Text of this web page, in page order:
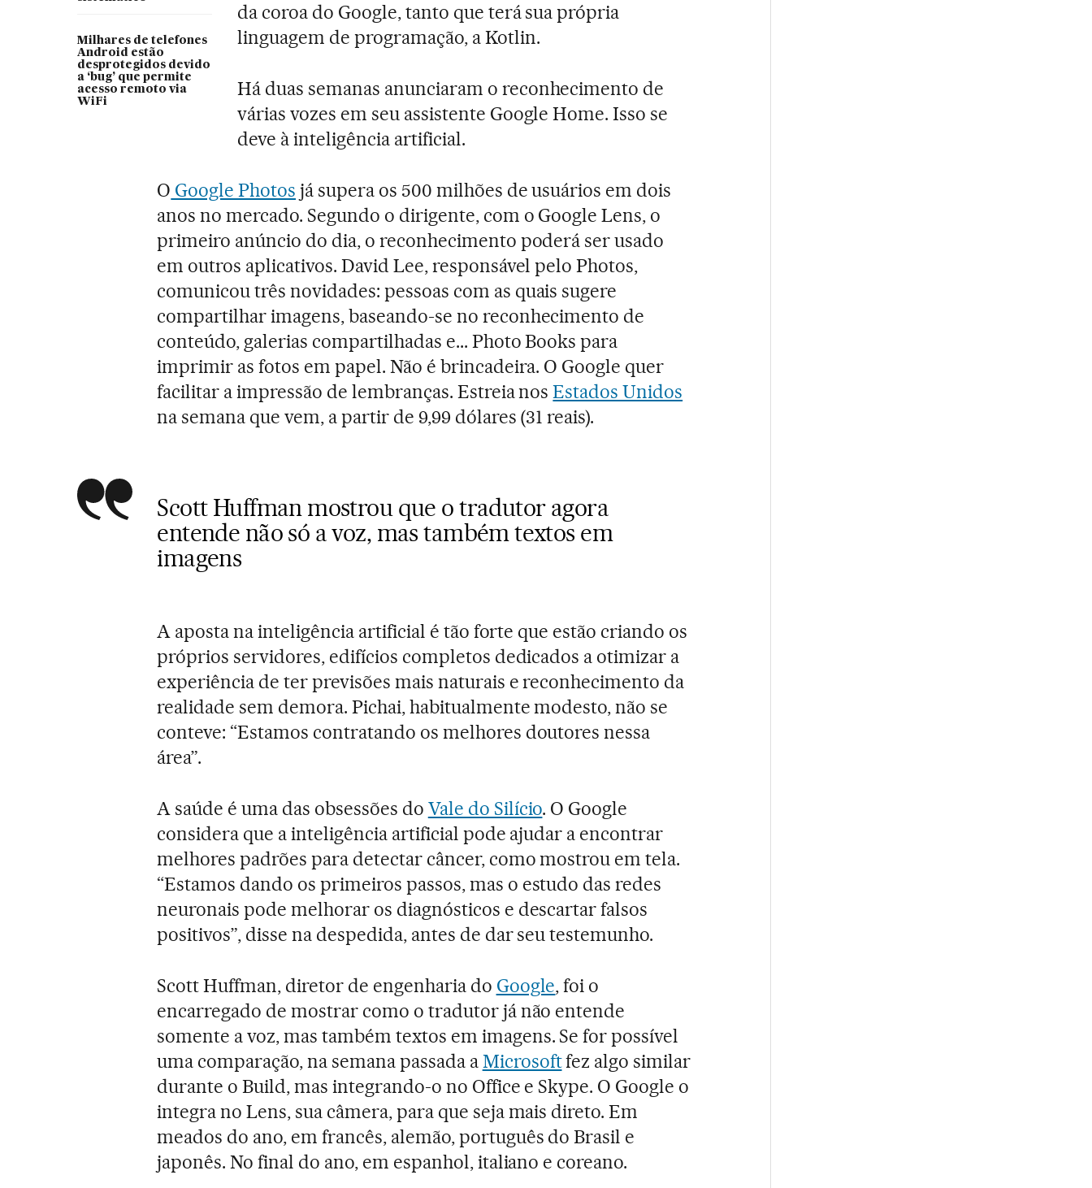
Milhares de telefones
Android estão
desprotegidos devido
a ‘bug’ que permite
acesso remoto via
WiFi
da coroa do Google, tanto que terá sua própria
linguagem de programação, a Kotlin.
Há duas semanas anunciaram o reconhecimento de
várias vozes em seu assistente Google Home. Isso se
deve à inteligência artificial.
O Google Photos já supera os 500 milhões de usuários em dois
anos no mercado. Segundo o dirigente, com o Google Lens, o
primeiro anúncio do dia, o reconhecimento poderá ser usado
em outros aplicativos. David Lee, responsável pelo Photos,
comunicou três novidades: pessoas com as quais sugere
compartilhar imagens, baseando-se no reconhecimento de
conteúdo, galerias compartilhadas e... Photo Books para
imprimir as fotos em papel. Não é brincadeira. O Google quer
facilitar a impressão de lembranças. Estreia nosEstados Unidos
na semana que vem, a partir de 9,99 dólares (31 reais).
Scott Huffman mostrou que o tradutor agora
entende não só a voz, mas também textos em
imagens
A aposta na inteligência artificial é tão forte que estão criando os
próprios servidores, edifícios completos dedicados a otimizar a
experiência de ter previsões mais naturais e reconhecimento da
realidade sem demora. Pichai, habitualmente modesto, não se
conteve: “Estamos contratando os melhores doutores nessa
área”.
A saúde é uma das obsessões do Vale do Silício. O Google
considera que a inteligência artificial pode ajudar a encontrar
melhores padrões para detectar câncer, como mostrou em tela.
“Estamos dando os primeiros passos, mas o estudo das redes
neuronais pode melhorar os diagnósticos e descartar falsos
positivos”, disse na despedida, antes de dar seu testemunho.
Scott Huffman, diretor de engenharia do Google, foi o
encarregado de mostrar como o tradutor já não entende
somente a voz, mas também textos em imagens. Se for possível
uma comparação, na semana passada aMicrosoftfez algo similar
durante o Build, mas integrando-o no Office e Skype. O Google o
integra no Lens, sua câmera, para que seja mais direto. Em
meados do ano, em francês, alemão, português do Brasil e
japonês. No final do ano, em espanhol, italiano e coreano.